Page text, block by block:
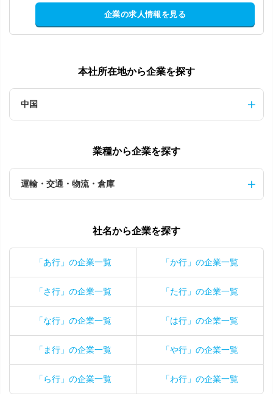
企業の求人情報を見る
本社所在地から企業を探す
中国
業種から企業を探す
運輸・交通・物流・倉庫
社名から企業を探す
「あ行」の企業一覧 「か行」の企業一覧
「さ行」の企業一覧 「た行」の企業一覧
「な行」の企業一覧 「は行」の企業一覧
「ま行」の企業一覧 「や行」の企業一覧
「ら行」の企業一覧 「わ行」の企業一覧